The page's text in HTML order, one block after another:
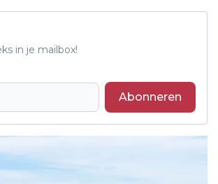
in je mailbox!
Abonneren